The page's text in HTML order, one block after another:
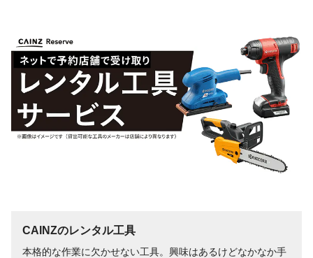
CAINZのレンタル工具
本格的な作業に欠かせない工具。興味はあるけどなかなか手